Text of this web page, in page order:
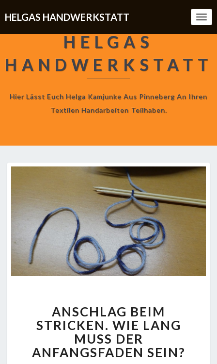
HELGAS HANDWERKSTATT
HELGAS
HANDWERKSTATT
Hier Lässt Euch Helga Kamjunke Aus Pinneberg An Ihren
Textilen Handarbeiten Teilhaben.
BEIM
STRICKEN.
WIE
LANG
MUSS
ANSCHLAG BEIM
STRICKEN. WIE LANG
MUSS DER
ANFANGSFADEN SEIN?